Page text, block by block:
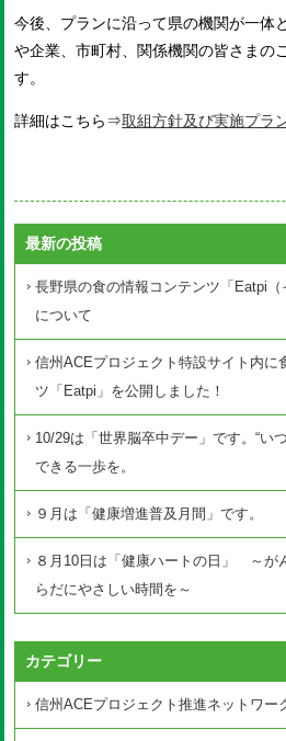
今後、プランに沿って県の機関が一体
や企業、市町村、関係機関の皆さまの
す。
詳細はこちら⇒取組方針及び実施プラ
最新の投稿
長野県の食の情報コンテンツ「Eatpi
について
信州ACEプロジェクト特設サイト内に
ツ「Eatpi」を公開しました！
10/29は「世界脳卒中デー」です。“い
できる一歩を。
９月は「健康増進普及月間」です。
８月10日は「健康ハートの日」 ～が
らだにやさしい時間を～
カテゴリー
信州ACEプロジェクト推進ネットワー